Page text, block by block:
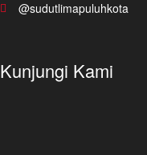
@sudutlimapuluhkota
Kunjungi Kami